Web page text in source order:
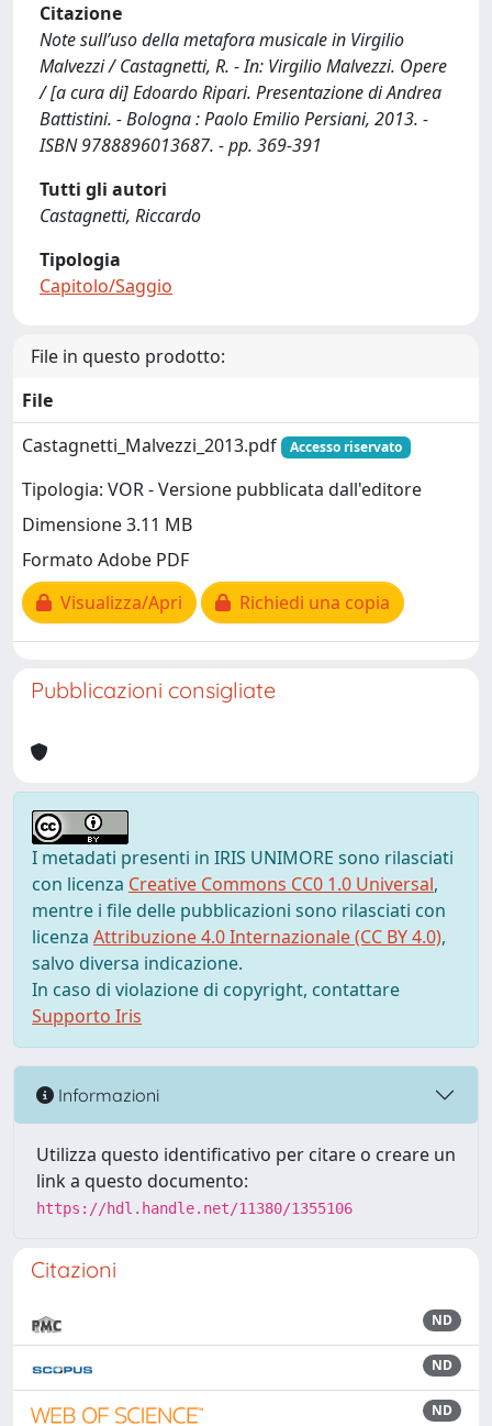
Citazione
Note sull’uso della metafora musicale in Virgilio
Malvezzi / Castagnetti, R. - In: Virgilio Malvezzi. Opere
/ [a cura di] Edoardo Ripari. Presentazione di Andrea
Battistini. - Bologna : Paolo Emilio Persiani, 2013. -
ISBN 9788896013687. - pp. 369-391
Tutti gli autori
Castagnetti, Riccardo
Tipologia
Capitolo/Saggio
File in questo prodotto:
File
Castagnetti_Malvezzi_2013.pdf
Accesso riservato
Tipologia: VOR - Versione pubblicata dall'editore
Dimensione 3.11 MB
Formato Adobe PDF
Visualizza/Apri
Richiedi una copia
Pubblicazioni consigliate
I metadati presenti in IRIS UNIMORE sono rilasciati
con licenza Creative Commons CC0 1.0 Universal,
mentre i file delle pubblicazioni sono rilasciati con
licenza Attribuzione 4.0 Internazionale (CC BY 4.0),
salvo diversa indicazione.
In caso di violazione di copyright, contattare
Supporto Iris
Informazioni
Utilizza questo identificativo per citare o creare un
link a questo documento:
https://hdl.handle.net/11380/1355106
Citazioni
ND
ND
ND